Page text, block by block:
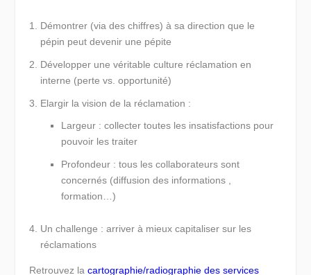
Démontrer (via des chiffres) à sa direction que le
pépin peut devenir une pépite
Développer une véritable culture réclamation en
interne (perte vs. opportunité)
Elargir la vision de la réclamation :
Largeur : collecter toutes les insatisfactions pour
pouvoir les traiter
Profondeur : tous les collaborateurs sont
concernés (diffusion des informations ,
formation…)
Un challenge : arriver à mieux capitaliser sur les
réclamations
Retrouvez lacartographie/radiographie des services